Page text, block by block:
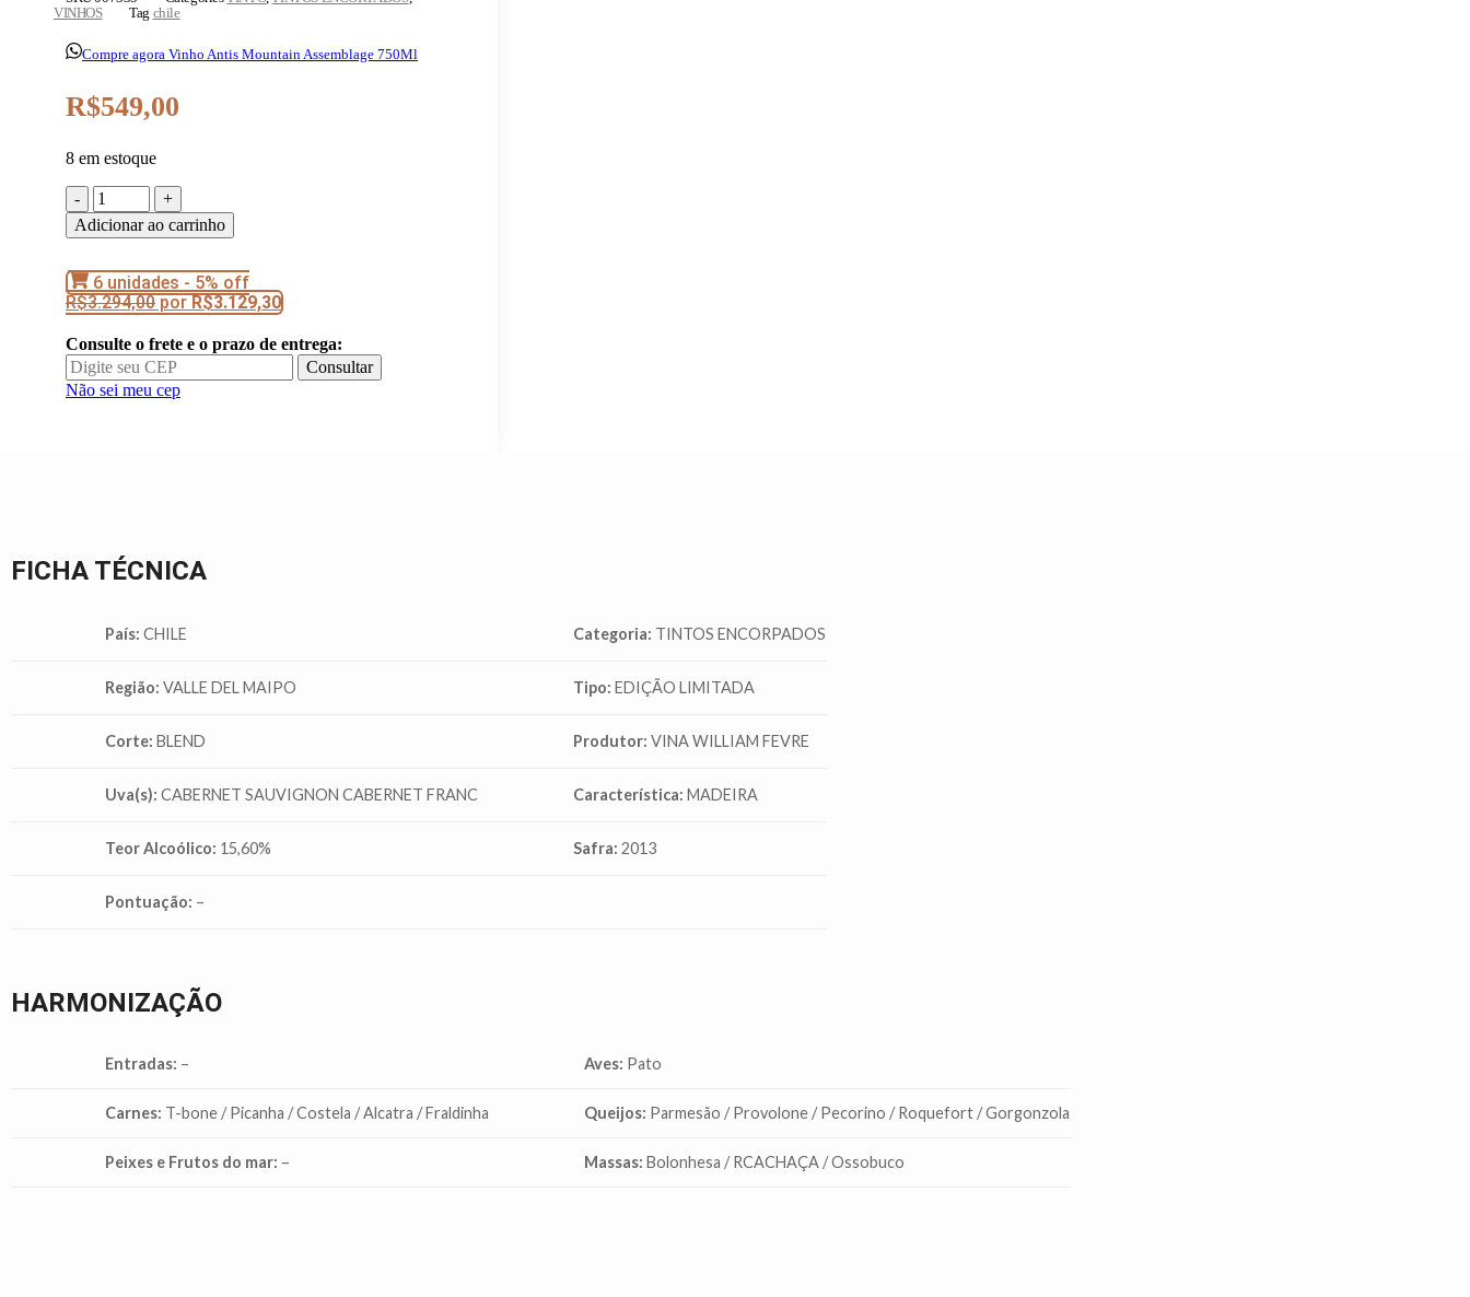
VINHOS
Tag chile
Compre agora Vinho Antis Mountain Assemblage 750Ml
R$549,00
8 em estoque
Vinho
Antis
Mountain
750Ml
quantidade
Adicionar ao carrinho
6 unidades - 5% off
R$3.294,00porR$3.129,30
Consulte o frete e o prazo de entrega:
Consultar
Não sei meu cep
FICHA TÉCNICA
País: CHILE Categoria: TINTOS ENCORPADOS
Região: VALLE DEL MAIPO Tipo: EDIÇÃO LIMITADA
Corte: BLEND Produtor: VINA WILLIAM FEVRE
Uva(s): CABERNET SAUVIGNON CABERNET FRANC Característica: MADEIRA
Teor Alcoólico: 15,60% Safra: 2013
Pontuação: –
HARMONIZAÇÃO
Entradas: – Aves: Pato
Carnes: T-bone / Picanha / Costela / Alcatra / Fraldinha Queijos: Parmesão / Provolone / Pecorino / Roquefort / Gorgonzola
Peixes e Frutos do mar: – Massas: Bolonhesa / RCACHAÇA / Ossobuco